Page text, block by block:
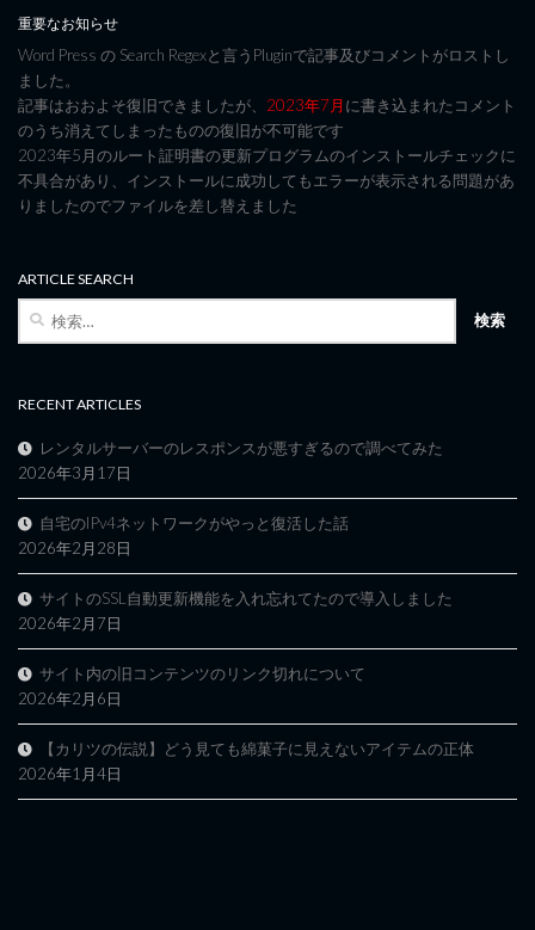
重要なお知らせ
Word Press の Search Regexと言うPluginで記事及びコメントがロストし
ました。
記事はおおよそ復旧できましたが、 2023年7月に書き込まれたコメント
のうち消えてしまったものの復旧が不可能です
2023年5月のルート証明書の更新プログラムのインストールチェックに
不具合があり、インストールに成功してもエラーが表示される問題があ
りましたのでファイルを差し替えました
ARTICLE SEARCH
RECENT ARTICLES
レンタルサーバーのレスポンスが悪すぎるので調べてみた
2026年3月17日
自宅のIPv4ネットワークがやっと復活した話
2026年2月28日
サイトのSSL自動更新機能を入れ忘れてたので導入しました
2026年2月7日
サイト内の旧コンテンツのリンク切れについて
2026年2月6日
【カリツの伝説】どう見ても綿菓子に見えないアイテムの正体
2026年1月4日